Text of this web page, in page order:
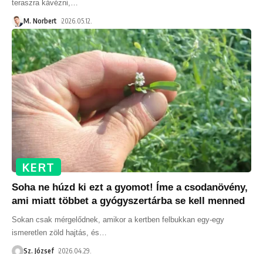
teraszra kávézni,
M. Norbert 2026.05.12.
KERT
Soha ne húzd ki ezt a gyomot! Íme a csodanövény,
ami miatt többet a gyógyszertárba se kell menned
Sokan csak mérgelődnek, amikor a kertben felbukkan egy-egy
ismeretlen zöld hajtás, és…
Sz. József 2026.04.29.